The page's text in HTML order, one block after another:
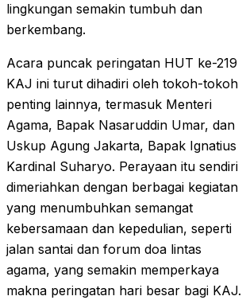
lingkungan semakin tumbuh dan
berkembang.
Acara puncak peringatan HUT ke-219
KAJ ini turut dihadiri oleh tokoh-tokoh
penting lainnya, termasuk Menteri
Agama, Bapak Nasaruddin Umar, dan
Uskup Agung Jakarta, Bapak Ignatius
Kardinal Suharyo. Perayaan itu sendiri
dimeriahkan dengan berbagai kegiatan
yang menumbuhkan semangat
kebersamaan dan kepedulian, seperti
jalan santai dan forum doa lintas
agama, yang semakin memperkaya
makna peringatan hari besar bagi KAJ.